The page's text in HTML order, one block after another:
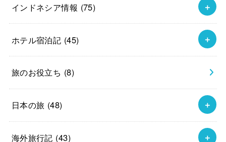
インドネシア情報 (75)
ホテル宿泊記 (45)
旅のお役立ち (8)
日本の旅 (48)
海外旅行記 (43)